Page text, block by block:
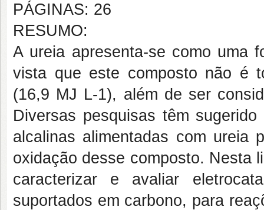
PÁGINAS: 26
RESUMO:
A ureia apresenta-se como uma
vista que este composto não é
(16,9 MJ L-1), além de ser
Diversas pesquisas têm
alcalinas alimentadas com ureia
oxidação desse composto. Nesta
caracterizar e avaliar
suportados em carbono, para